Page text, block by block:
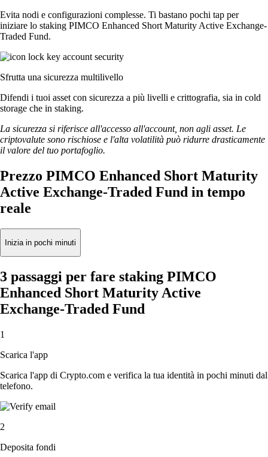
Evita nodi e configurazioni complesse. Ti bastano pochi tap per
iniziare lo staking PIMCO Enhanced Short Maturity Active Exchange-
Traded Fund.
Sfrutta una sicurezza multilivello
Difendi i tuoi asset con sicurezza a più livelli e crittografia, sia in cold
storage che in staking.
La sicurezza si riferisce all'accesso all'account, non agli asset. Le
criptovalute sono rischiose e l'alta volatilità può ridurre drasticamente
il valore del tuo portafoglio.
Prezzo PIMCO Enhanced Short Maturity
Active Exchange-Traded Fund in tempo
reale
Inizia in pochi minuti
3 passaggi per fare staking PIMCO
Enhanced Short Maturity Active
Exchange-Traded Fund
1
Scarica l'app
Scarica l'app di Crypto.com e verifica la tua identità in pochi minuti dal
telefono.
2
Deposita fondi